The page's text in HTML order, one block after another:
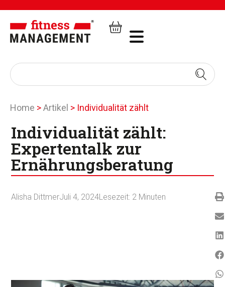
Home >Artikel > Individualität zählt
Individualität zählt:
Expertentalk zur
Ernährungsberatung
Alisha DittmerJuli 4, 2024Lesezeit: 2 Minuten